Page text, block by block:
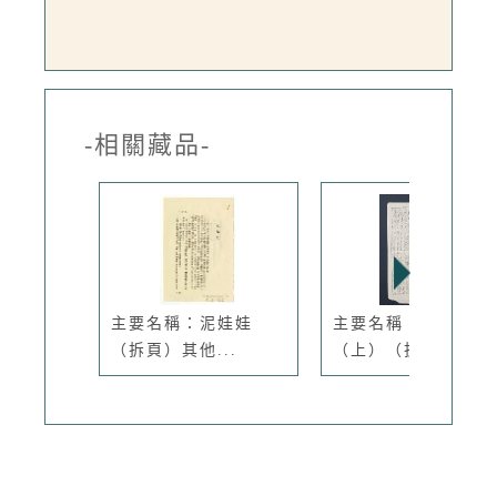
-相關藏品-
主要名稱：泥娃娃
（拆頁）其他...
主要名稱：犬猿隣組
（上）（拆...